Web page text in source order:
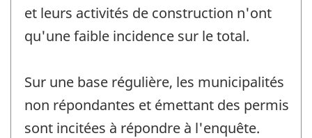
et leurs activités de construction n'ont
qu'une faible incidence sur le total.
Sur une base régulière, les municipalités
non répondantes et émettant des permis
sont incitées à répondre à l'enquête.